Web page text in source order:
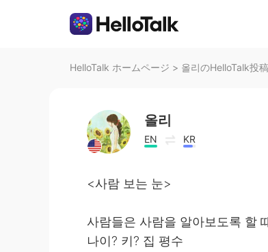
HelloTalk ホームページ > 올리のHelloTalk投稿
올리
EN KR
<사람 보는 눈>
사람들은 사람을 알아보도록 할
나이? 키? 집 평수